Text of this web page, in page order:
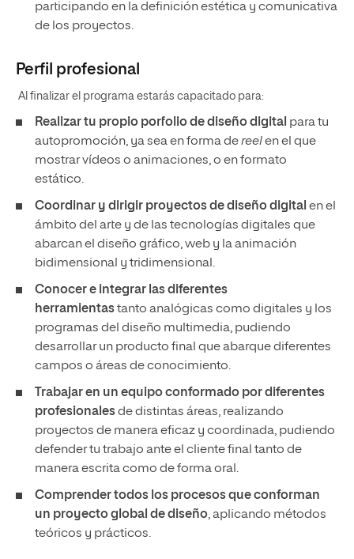
participando en la definición estética y comunicativa
de los proyectos.
Perfil profesional
Al finalizar el programa estarás capacitado para:
Realizar tu propio porfolio de diseño digital para tu
autopromoción, ya sea en forma dereelen el que
mostrar vídeos o animaciones, o en formato
estático.
Coordinar y dirigir proyectos de diseño digital en el
ámbito del arte y de las tecnologías digitales que
abarcan el diseño gráfico, web y la animación
bidimensional y tridimensional.
Conocer e integrar las diferentes
herramientastanto analógicas como digitales y los
programas del diseño multimedia, pudiendo
desarrollar un producto final que abarque diferentes
campos o áreas de conocimiento.
Trabajar en un equipo conformado por diferentes
profesionalesde distintas áreas, realizando
proyectos de manera eficaz y coordinada, pudiendo
defender tu trabajo ante el cliente final tanto de
manera escrita como de forma oral.
Comprender todos los procesos que conforman
un proyecto global de diseño, aplicando métodos
teóricos y prácticos.